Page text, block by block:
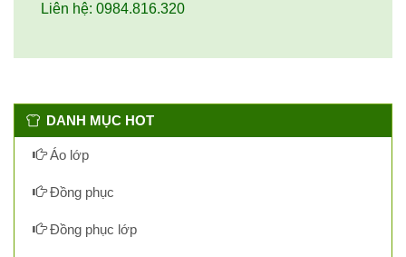
Liên hệ: 0984.816.320
DANH MỤC HOT
Áo lớp
Đồng phục
Đồng phục lớp